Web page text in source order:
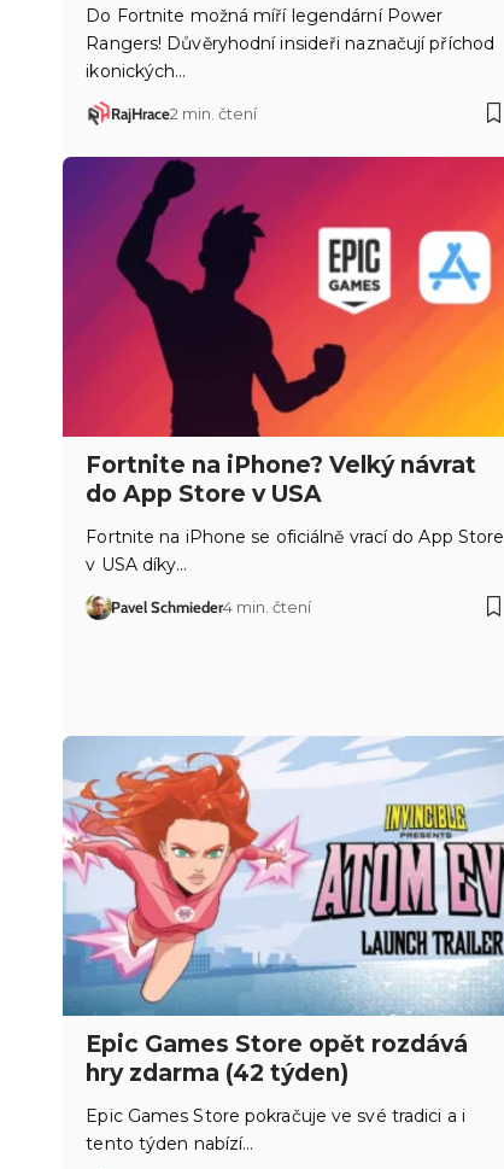
Do Fortnite možná míří legendární Power
Rangers! Důvěryhodní insideři naznačují příchod
ikonických…
RajHrace2 min. čtení
Fortnite na iPhone? Velký návrat
do App Store v USA
Fortnite na iPhone se oficiálně vrací do App Store
v USA díky…
Pavel Schmieder4 min. čtení
Epic Games Store opět rozdává
hry zdarma (42 týden)
Epic Games Store pokračuje ve své tradici a i
tento týden nabízí…